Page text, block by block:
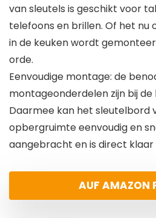
van sleutels is geschikt voor
telefoons en brillen. Of het nu
in de keuken wordt
orde.
Eenvoudige montage: de
montageonderdelen zijn bij
Daarmee kan het sleutelbord
opbergruimte eenvoudig en
aangebracht en is direct klaar
AUF AMAZON